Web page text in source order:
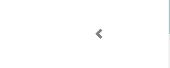
Previous slide